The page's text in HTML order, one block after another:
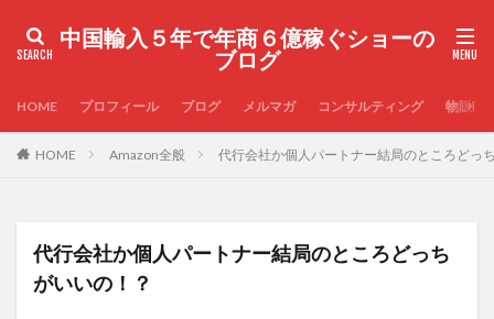
中国輸入５年で年商６億稼ぐショーの
ブログ
HOME プロフィール ブログ メルマガ コンサルティング 物販実
HOME Amazon全般 代行会社か個人パートナー結局のところどっ
代行会社か個人パートナー結局のところどっち
がいいの！？